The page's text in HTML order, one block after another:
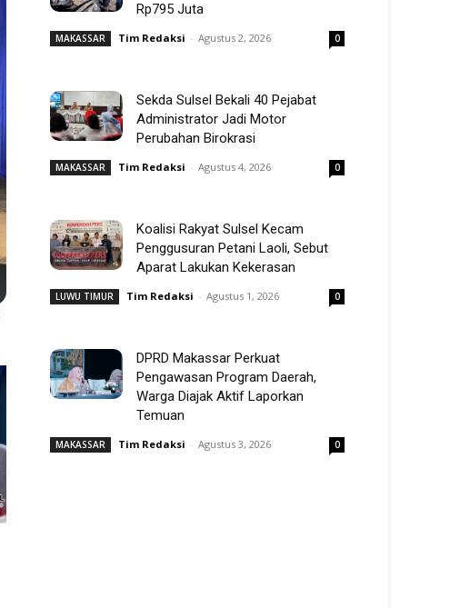
Rp795 Juta
MAKASSAR Tim Redaksi - Agustus 2, 2026 0
Sekda Sulsel Bekali 40 Pejabat
Administrator Jadi Motor
Perubahan Birokrasi
MAKASSAR Tim Redaksi - Agustus 4, 2026 0
Koalisi Rakyat Sulsel Kecam
Penggusuran Petani Laoli, Sebut
Aparat Lakukan Kekerasan
LUWU TIMUR Tim Redaksi - Agustus 1, 2026 0
DPRD Makassar Perkuat
Pengawasan Program Daerah,
Warga Diajak Aktif Laporkan
Temuan
MAKASSAR Tim Redaksi - Agustus 3, 2026 0